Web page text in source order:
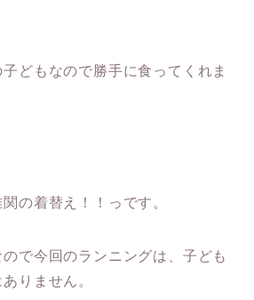
どもなので勝手に食ってくれま
の着替え！！っです。
で今回のランニングは、子ども
りません。